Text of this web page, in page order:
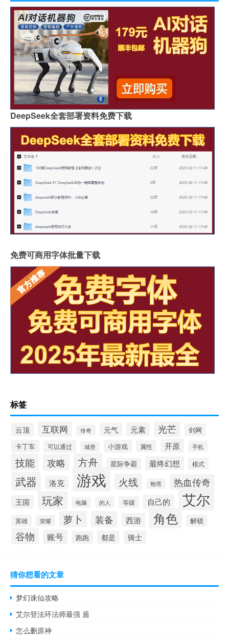
DeepSeek全套部署资料免费下载
免费可商用字体批量下载
标签
云顶 互联网 传奇 元气 元素 光芒
剑网
卡丁车
可以通过 城堡 小游戏 属性 开原 手机
技能 攻略 方舟 星际争霸 最终幻想 模式
武器 洛克 游戏 火线 炮塔 热血传奇
王国 玩家 电脑 的人 等级 自己的 艾尔
英雄 荣耀 萝卜 装备 西游 角色 解锁
谷物 账号 跑跑 都是 骑士
猜你想看的文章
梦幻诛仙攻略
艾尔登法环法师最强 盾
怎么删原神